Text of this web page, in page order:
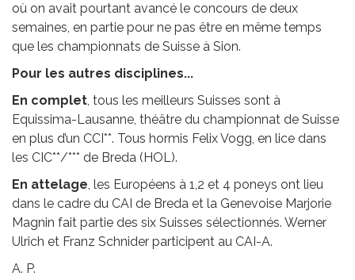
où on avait pourtant avancé le concours de deux
semaines, en partie pour ne pas être en même temps
que les championnats de Suisse à Sion.
Pour les autres disciplines...
En complet, tous les meilleurs Suisses sont à
Equissima-Lausanne, théâtre du championnat de Suisse
en plus d’un CCI**. Tous hormis Felix Vogg, en lice dans
les CIC**/*** de Breda (HOL).
En attelage, les Européens à 1,2 et 4 poneys ont lieu
dans le cadre du CAI de Breda et la Genevoise Marjorie
Magnin fait partie des six Suisses sélectionnés. Werner
Ulrich et Franz Schnider participent au CAI-A.
A. P.